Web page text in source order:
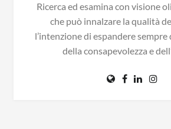
Ricerca ed esamina con visione
che può innalzare la qualità
l’intenzione di espandere
della consapevolezza e